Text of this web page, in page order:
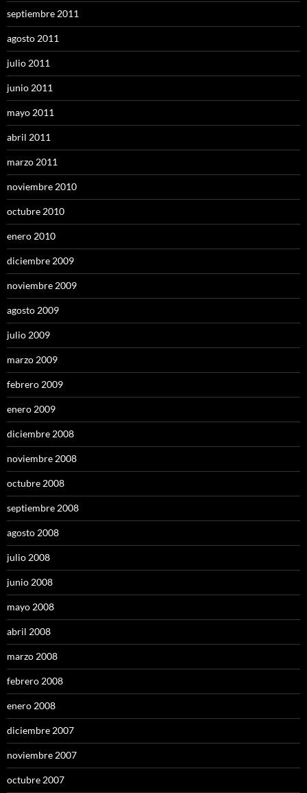
septiembre 2011
agosto 2011
julio 2011
junio 2011
mayo 2011
abril 2011
marzo 2011
noviembre 2010
octubre 2010
enero 2010
diciembre 2009
noviembre 2009
agosto 2009
julio 2009
marzo 2009
febrero 2009
enero 2009
diciembre 2008
noviembre 2008
octubre 2008
septiembre 2008
agosto 2008
julio 2008
junio 2008
mayo 2008
abril 2008
marzo 2008
febrero 2008
enero 2008
diciembre 2007
noviembre 2007
octubre 2007